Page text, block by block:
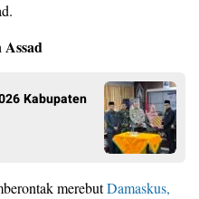
Kabupaten
merebutDamaskus,